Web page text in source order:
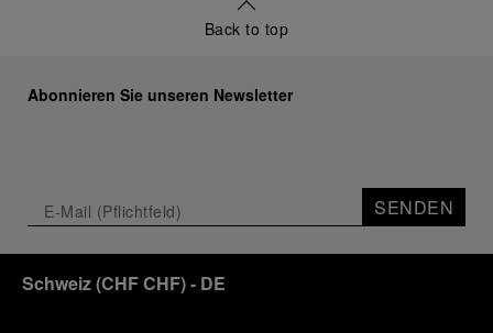
Back to top
Abonnieren Sie unseren Newsletter
SENDEN
Schweiz(CHF CHF)- DE